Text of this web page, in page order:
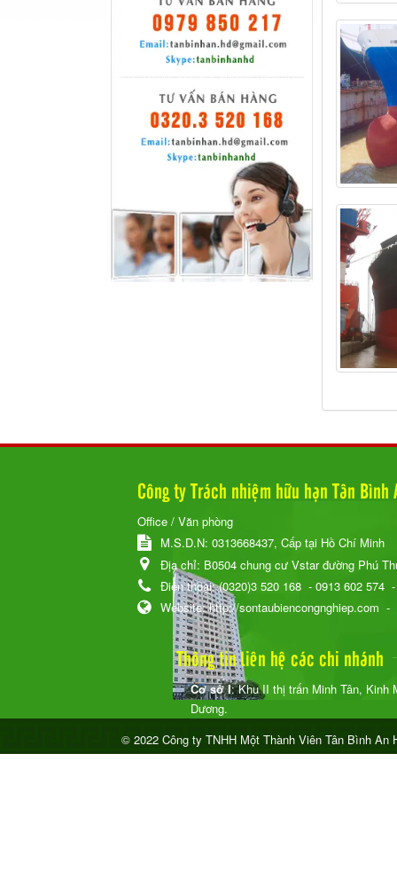
Công ty Trách nhiệm hữu hạn Tân Bình
Office / Văn phòng
M.S.D.N: 0313668437, Cấp tại Hồ Chí Minh
Địa chỉ: B0504 chung cư Vstar đường Phú
Điện thoại:(0320)3 520 168 - 0913 602 574
Website:http://sontaubiencongnghiep.com -
Thông tin liên hệ các chi nhánh
Cơ sở I: Khu II thị trấn Minh Tân, Kinh
Dương.
© 2022 Công ty TNHH Một Thành Viên Tân Bình